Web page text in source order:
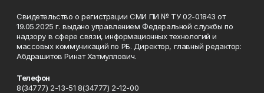
Свидетельство о регистрации СМИ ПИ № ТУ 02-01843 от
19.05.2025 г. выдано управлением Федеральной службы по
надзору в сфере связи, информационных технологий и
массовых коммуникаций по РБ. Директор, главный редактор:
Абдрашитов Ринат Хатмуллович.
Телефон
8(34777) 2-13-51 8(34777) 2-12-00